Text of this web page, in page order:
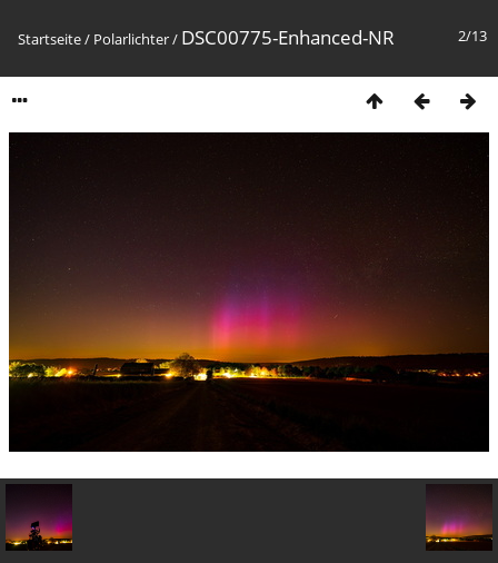
2/13
Startseite/ Polarlichter/ DSC00775-Enhanced-NR